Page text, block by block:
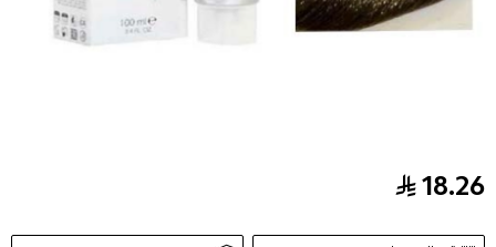
بروسيل صبغة شعر اشقر غامق ( 6 ) – 100 مل
18.26